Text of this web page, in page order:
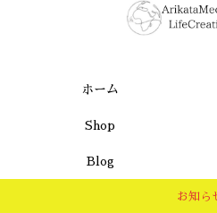
ホーム
Shop
Blog
お知ら